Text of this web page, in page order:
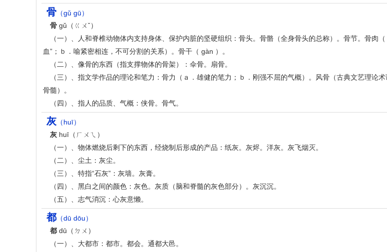
骨 （gǔ gū）
骨 gǔ（ㄍㄨˇ）
（一）、人和脊椎动物体内支持身体、保护内脏的坚硬组织：骨头。骨骼（全身骨头的总称）。骨节。骨肉
血”；ｂ．喻紧密相连，不可分割的关系）。骨干（ gàn ）。
（二）、像骨的东西（指支撑物体的骨架）：伞骨。扇骨。
（三）、指文学作品的理论和笔力：骨力（ａ．雄健的笔力；ｂ．刚强不屈的气概）。风骨（古典文艺理论
骨髓）。
（四）、指人的品质、气概：侠骨。骨气。
灰 （huī）
灰 huī（ㄏㄨㄟ）
（一）、物体燃烧后剩下的东西，经烧制后形成的产品：纸灰。灰烬。洋灰。灰飞烟灭。
（二）、尘土：灰尘。
（三）、特指“石灰”：灰墙。灰膏。
（四）、黑白之间的颜色：灰色。灰质（脑和脊髓的灰色部分）。灰沉沉。
（五）、志气消沉：心灰意懒。
都（dū dōu）
都 dū（ㄉㄨ）
（一）、大都市：都市。都会。通都大邑。